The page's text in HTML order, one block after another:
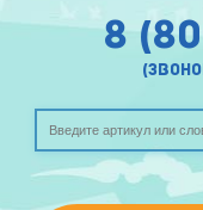
8